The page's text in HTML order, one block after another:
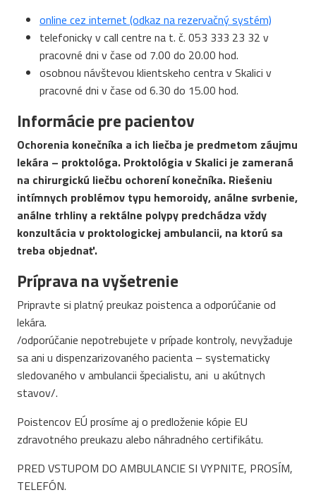
online cez internet (odkaz na rezervačný systém)
telefonicky v call centre na t. č. 053 333 23 32 v
pracovné dni v čase od 7.00 do 20.00 hod.
osobnou návštevou klientskeho centra v Skalici v
pracovné dni v čase od 6.30 do 15.00 hod.
Informácie pre pacientov
Ochorenia konečníka a ich liečba je predmetom záujmu
lekára – proktológa. Proktológia v Skalici je zameraná
na chirurgickú liečbu ochorení konečníka. Riešeniu
intímnych problémov typu hemoroidy, análne svrbenie,
análne trhliny a rektálne polypy predchádza vždy
konzultácia v proktologickej ambulancii, na ktorú sa
treba objednať.
Príprava na vyšetrenie
Pripravte si platný preukaz poistenca a odporúčanie od
lekára.
/odporúčanie nepotrebujete v prípade kontroly, nevyžaduje
sa ani u dispenzarizovaného pacienta – systematicky
sledovaného v ambulancii špecialistu, ani u akútnych
stavov/.
Poistencov EÚ prosíme aj o predloženie kópie EU
zdravotného preukazu alebo náhradného certifikátu.
PRED VSTUPOM DO AMBULANCIE SI VYPNITE, PROSÍM,
TELEFÓN.